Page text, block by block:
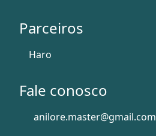
Parceiros
Haro
Fale conosco
anilore.master@gmail.com